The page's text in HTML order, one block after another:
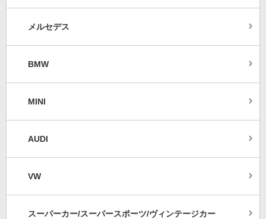
メルセデス
BMW
MINI
AUDI
VW
スーパーカー/スーパースポーツ/ヴィンテージカー